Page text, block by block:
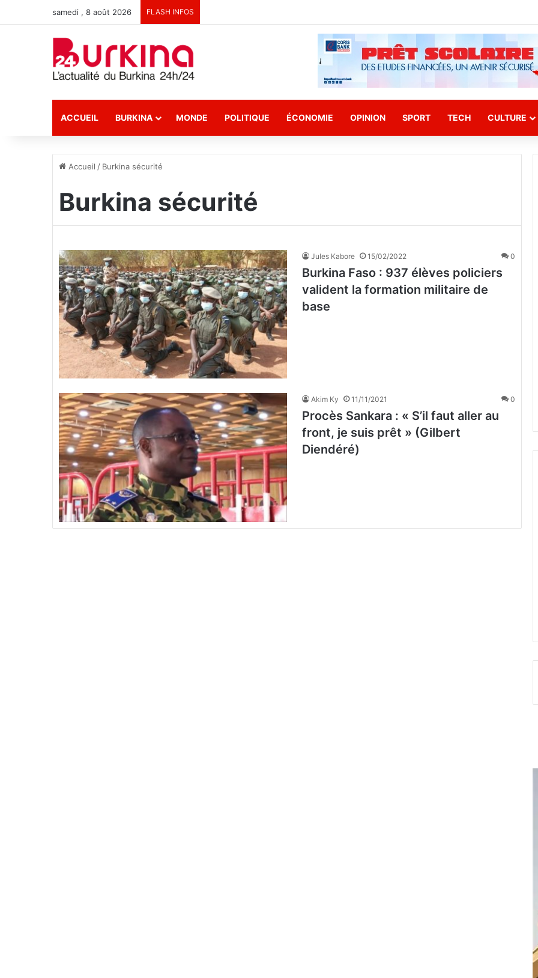
samedi , 8 août 2026 FLASH INFOS
ACCUEIL BURKINA MONDE POLITIQUE ÉCONOMIE OPINION SPORT TECH CULTURE
Accueil / Burkina sécurité
Burkina sécurité
Jules Kabore 15/02/2022 0
Burkina Faso : 937 élèves policiers
valident la formation militaire de
base
Akim Ky 11/11/2021 0
Procès Sankara : « S’il faut aller au
front, je suis prêt » (Gilbert
Diendéré)